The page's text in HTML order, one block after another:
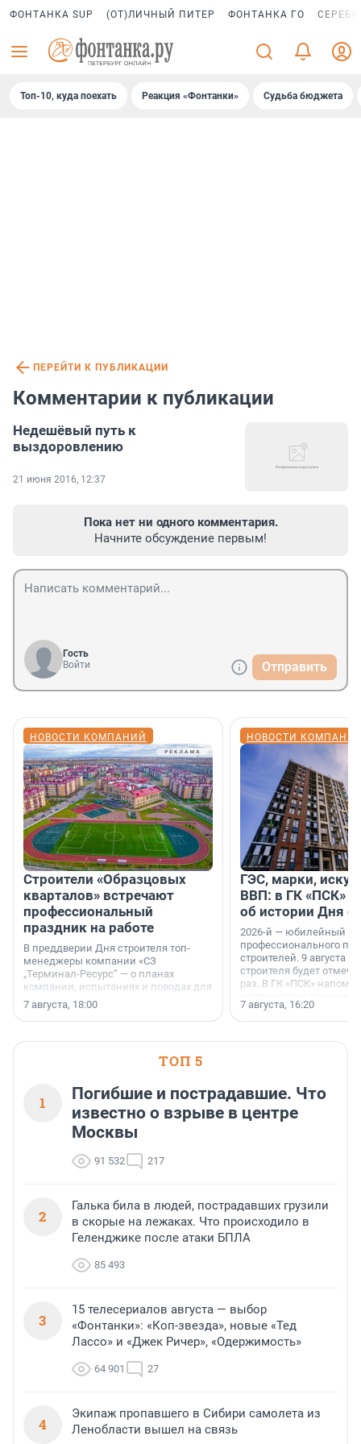
ФОНТАНКА SUP (ОТ)ЛИЧНЫЙ ПИТЕР ФОНТАНКА ГО
Топ-10, куда поехать Реакция «Фонтанки» Судьба бюджета
ПЕРЕЙТИ К ПУБЛИКАЦИИ
Комментарии к публикации
Недешёвый путь к
выздоровлению
21 июня 2016, 12:37
Пока нет ни одного комментария.
Начните обсуждение первым!
Гость
Войти
Отправить
НОВОСТИ КОМПАНИЙ
Строители «Образцовых
кварталов» встречают
профессиональный
праздник на работе
В преддверии Дня строителя топ-
менеджеры компании «СЗ
„Терминал-Ресурс“ — о планах
компании, испытаниях и поводах для
осторожного оптимизма.
7 августа, 18:00
НОВОСТИ
ГЭС, марки,
ВВП: в ГК «ПСК»
об истории Дня
2026-й — юбилейный
профессионального
строителей. 9 августа
строителя будет
раз. В ГК «ПСК»
поменялась роль
7 августа, 16:20
ТОП 5
1
Погибшие и пострадавшие. Что
известно о взрыве в центре
Москвы
91 532 217
2
Галька била в людей, пострадавших грузили
в скорые на лежаках. Что происходило в
Геленджике после атаки БПЛА
85 493
3
15 телесериалов августа — выбор
«Фонтанки»: «Коп-звезда», новые «Тед
Лассо» и «Джек Ричер», «Одержимость»
64 901 27
4
Экипаж пропавшего в Сибири самолета из
Ленобласти вышел на связь